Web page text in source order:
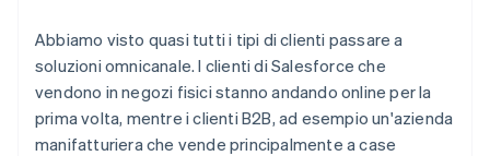
Abbiamo visto quasi tutti i tipi di clienti passare a
soluzioni omnicanale. I clienti di Salesforce che
vendono in negozi fisici stanno andando online per la
prima volta, mentre i clienti B2B, ad esempio un'azienda
manifatturiera che vende principalmente a case